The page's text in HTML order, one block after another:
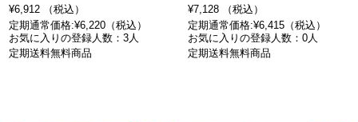
¥6,912 （税込）
定期通常価格:¥6,220（税込）
お気に入りの登録人数：3人
定期送料無料商品
¥7,128 （税込）
定期通常価格:¥6,415（税込）
お気に入りの登録人数：0人
定期送料無料商品